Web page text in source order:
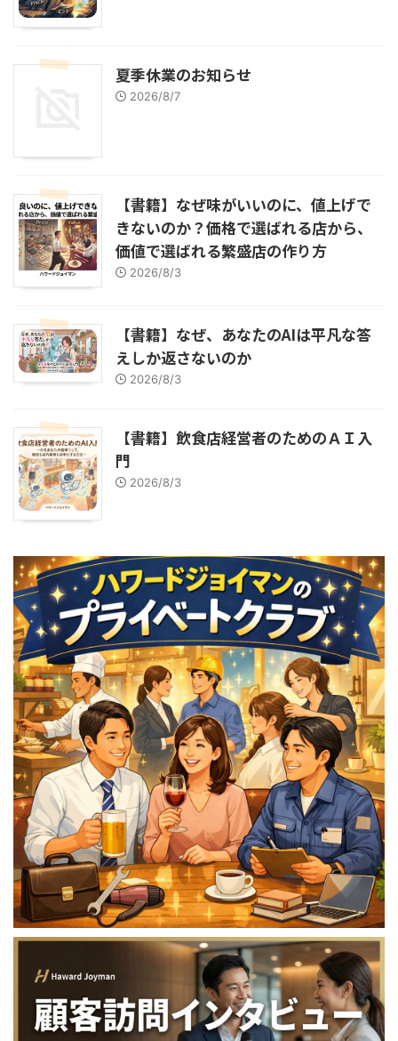
夏季休業のお知らせ
2026/8/7
【書籍】なぜ味がいいのに、値上げで
きないのか？価格で選ばれる店から、
価値で選ばれる繁盛店の作り方
2026/8/3
【書籍】なぜ、あなたのAIは平凡な答
えしか返さないのか
2026/8/3
【書籍】飲食店経営者のためのＡＩ入
門
2026/8/3